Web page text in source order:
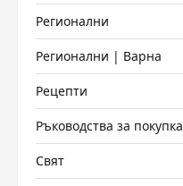
Регионални
Регионални | Варна
Рецепти
Ръководства за покупка
Свят